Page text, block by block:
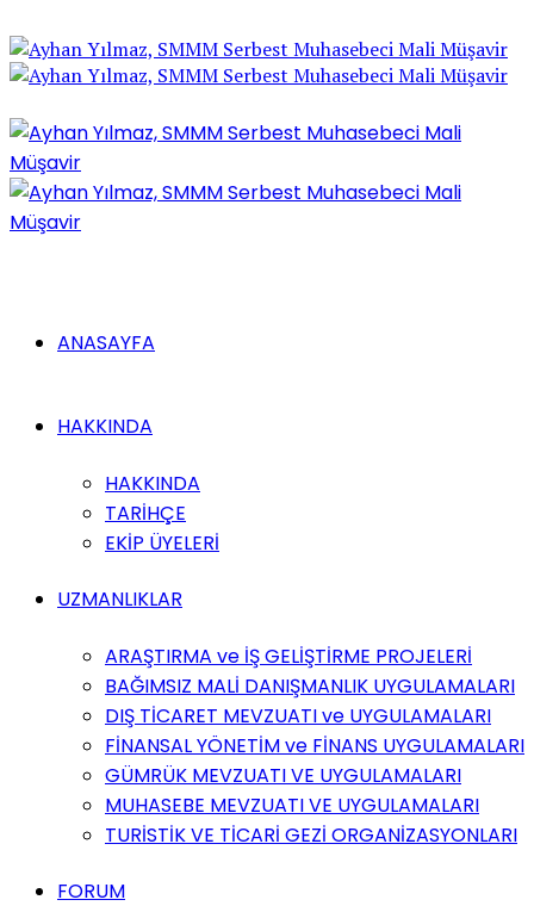
ANASAYFA
HAKKINDA
HAKKINDA
TARİHÇE
EKİP ÜYELERİ
UZMANLIKLAR
ARAŞTIRMA ve İŞ GELİŞTİRME PROJELERİ
BAĞIMSIZ MALİ DANIŞMANLIK UYGULAMALARI
DIŞ TİCARET MEVZUATI ve UYGULAMALARI
FİNANSAL YÖNETİM ve FİNANS UYGULAMALARI
GÜMRÜK MEVZUATI VE UYGULAMALARI
MUHASEBE MEVZUATI VE UYGULAMALARI
TURİSTİK VE TİCARİ GEZİ ORGANİZASYONLARI
FORUM